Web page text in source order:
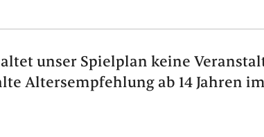
unser Spielplan keine
Altersempfehlung ab 14 Jahren